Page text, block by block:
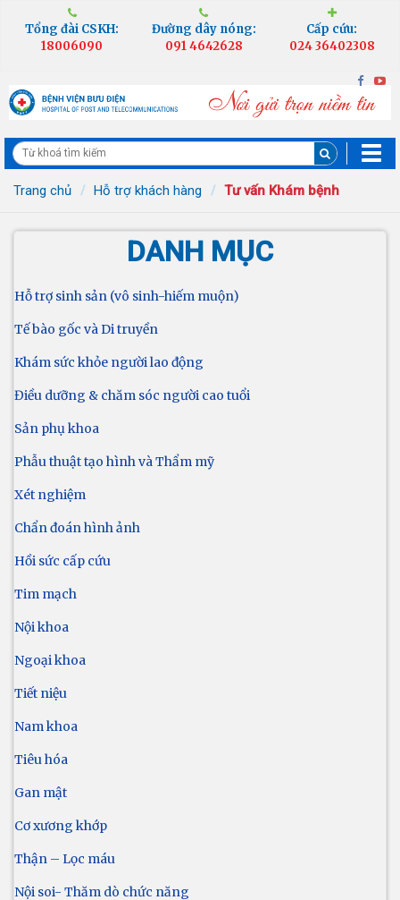
Tổng đài CSKH:
18006090
Đường dây nóng:
091 4642628
Cấp cứu:
024 36402308
Trang chủ Hỗ trợ khách hàng Tư vấn Khám bệnh
DANH MỤC
Hỗ trợ sinh sản (vô sinh-hiếm muộn)
Tế bào gốc và Di truyền
Khám sức khỏe người lao động
Điều dưỡng & chăm sóc người cao tuổi
Sản phụ khoa
Phẫu thuật tạo hình và Thẩm mỹ
Xét nghiệm
Chẩn đoán hình ảnh
Hồi sức cấp cứu
Tim mạch
Nội khoa
Ngoại khoa
Tiết niệu
Nam khoa
Tiêu hóa
Gan mật
Cơ xương khớp
Thận – Lọc máu
Nội soi- Thăm dò chức năng